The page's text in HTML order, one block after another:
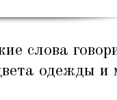
слова
одежды и